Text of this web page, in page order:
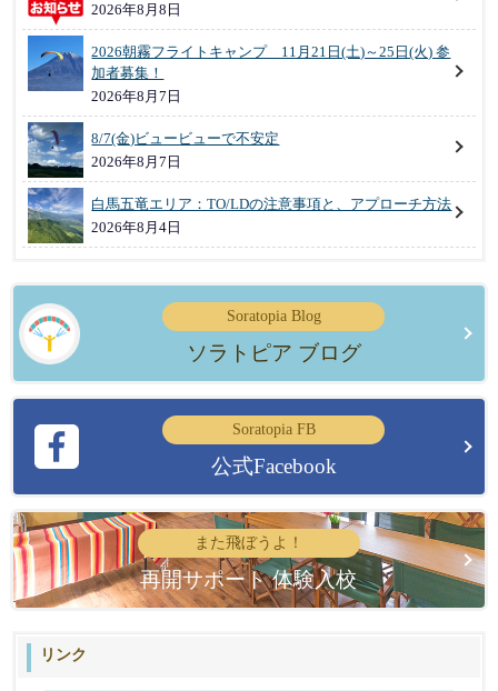
2026年8月8日
2026朝霧フライトキャンプ 11月21日(土)～25日(火) 参
加者募集！
2026年8月7日
8/7(金)ビュービューで不安定
2026年8月7日
白馬五竜エリア：TO/LDの注意事項と、アプローチ方法
2026年8月4日
Soratopia Blog
ソラトピア ブログ
Soratopia FB
公式Facebook
また飛ぼうよ！
再開サポート 体験入校
リンク